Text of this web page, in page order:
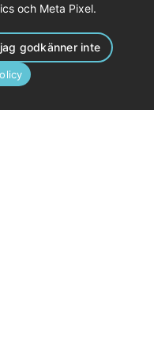
och Meta Pixel.
godkänner inte